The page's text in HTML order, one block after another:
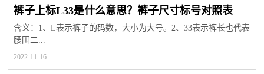
裤子上标L33是什么意思？裤子尺寸标号对照表
含义：1、L表示裤子的码数，大小为大号。2、33表示裤长也代表
腰围二...
2022-11-16